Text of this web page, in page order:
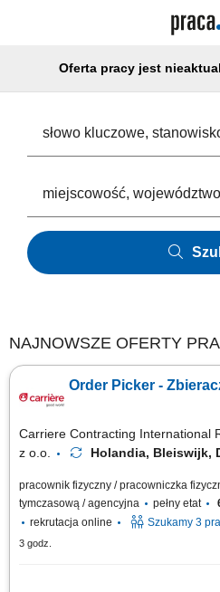
Oferta pracy jest
NAJNOWSZE OFERTY
Order Picker -
Carriere Contracting International
z o.o.
Holandia, Bleiswijk,
pracownik fizyczny / pracowniczka
tymczasową / agencyjna
pełny etat
rekrutacja online
Szukamy 3
3 godz.